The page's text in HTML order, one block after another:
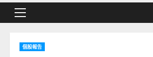
Primary
個股報告